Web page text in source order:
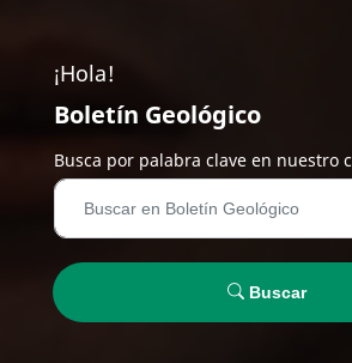
¡Hola!
Boletín Geológico
Busca por palabra clave en nuestro
Buscar